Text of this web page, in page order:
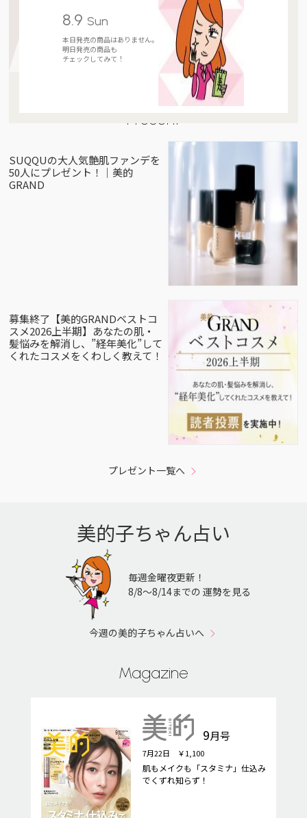
8.9 Sun
本日発売の商品はありません。
明日発売の商品も
チェックしてみて！
Present
SUQQUの大人気艶肌ファンデを
50人にプレゼント！｜美的
GRAND
募集終了【美的GRANDベストコ
スメ2026上半期】あなたの肌・
髪悩みを解消し、”経年美化”して
くれたコスメをくわしく教えて！
プレゼント一覧へ
美的子ちゃん占い
毎週金曜夜更新！
8/8〜8/14までの 運勢を見る
今週の美的子ちゃん占いへ
Magazine
9月号
7月22日 ￥1,100
肌もメイクも「スタミナ」仕込み
でくずれ知らず！